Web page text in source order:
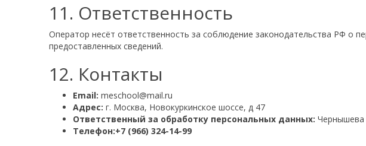
11. Ответственность
Оператор несёт ответственность за соблюдение законодательства РФ о
предоставленных сведений.
12. Контакты
Email: meschool@mail.ru
Адрес: г. Москва, Новокуркинское шоссе, д 47
Ответственный за обработку персональных данных: Чернышева
Телефон:+7 (966) 324-14-99